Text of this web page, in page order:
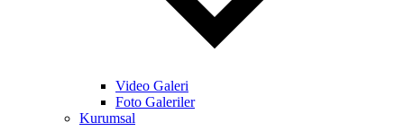
Video Galeri
Foto Galeriler
Kurumsal